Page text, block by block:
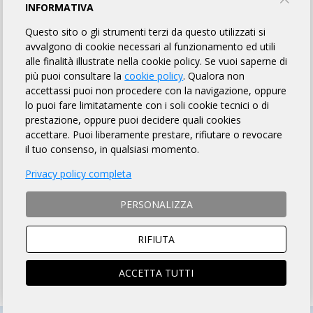
MODALITÀ DI ISCRIZIONE
MODALITÀ DI PAGAMENTO
Si ACCETTANO anche ciclistinon tesserati
ISTRUZIONI PER ISCRIZIONI ONLINE
SOCIO ARI
ACCEDI e si aprirà la scheda
iscrizione compilata
brevetto
INFORMATIVA
Questo sito o gli strumenti terzi da questo utilizzati si
avvalgono di cookie necessari al funzionamento ed utili
alle finalità illustrate nella cookie policy. Se vuoi saperne di
più puoi consultare lacookie policy. Qualora non
accettassi puoi non procedere con la navigazione, oppure
lo puoi fare limitatamente con i soli cookie tecnici o di
prestazione, oppure puoi decidere quali cookies
accettare. Puoi liberamente prestare, rifiutare o revocare
il tuo consenso, in qualsiasi momento.
Privacy policy completa
PERSONALIZZA
RIFIUTA
ACCETTA TUTTI